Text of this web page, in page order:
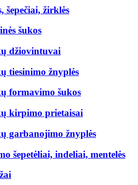
šepečiai, žirklės
šukos
džiovintuvai
tiesinimo žnyplės
formavimo šukos
kirpimo prietaisai
garbanojimo žnyplės
šepetėliai, indeliai, mentelės